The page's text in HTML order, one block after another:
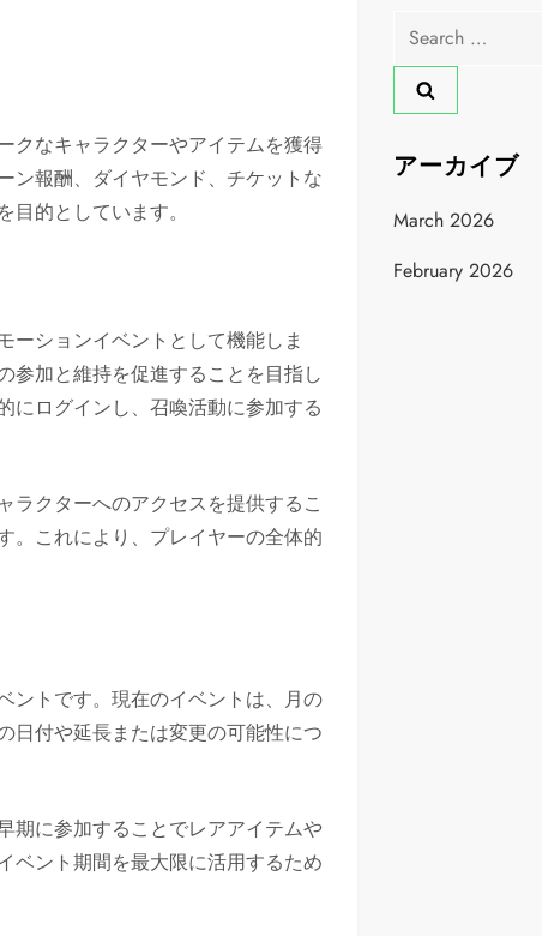
クなキャラクターやアイテムを獲得
ン報酬、ダイヤモンド、チケットな
的としています。
ーションイベントとして機能しま
参加と維持を促進することを目指し
にログインし、召喚活動に参加する
ラクターへのアクセスを提供するこ
。これにより、プレイヤーの全体的
ントです。現在のイベントは、月の
日付や延長または変更の可能性につ
期に参加することでレアアイテムや
ベント期間を最大限に活用するため
Search
for:
アーカイブ
March 2026
February 2026